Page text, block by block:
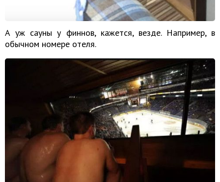
А уж сауны у финнов, кажется, везде. Например, в
обычном номере отеля.